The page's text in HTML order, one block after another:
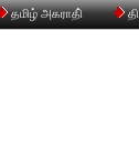
தமிழ் அகராதி்